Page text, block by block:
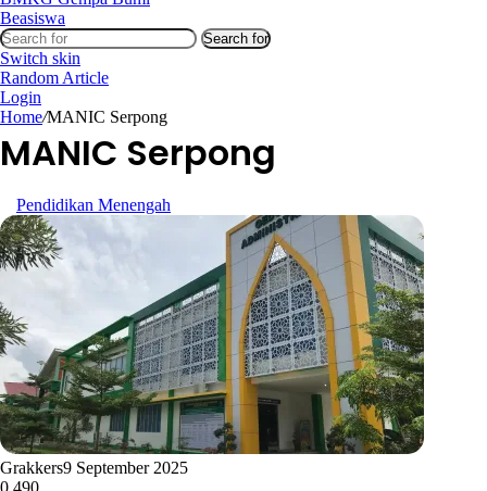
Beasiswa
Search for
Switch skin
Random Article
Login
Home/MANIC Serpong
MANIC Serpong
Pendidikan Menengah
Grakkers9 September 2025
0 490